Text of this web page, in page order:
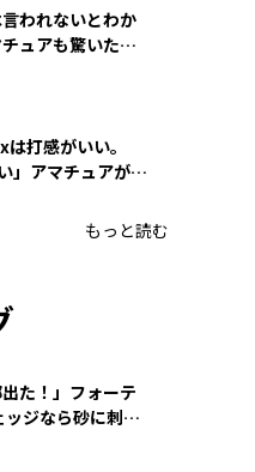
言われないとわか
ュアも驚いた
は打感がいい。
」アマチュアが選
もっと読む
出た！」フォーテ
ジなら砂に刺さ